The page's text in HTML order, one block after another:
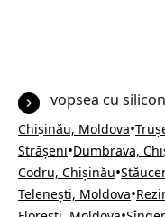
vopsea cu silicon
Chișinău, Moldova•
Strășeni•Dumbrava,
Codru, Chișinău•
Telenești, Moldova•